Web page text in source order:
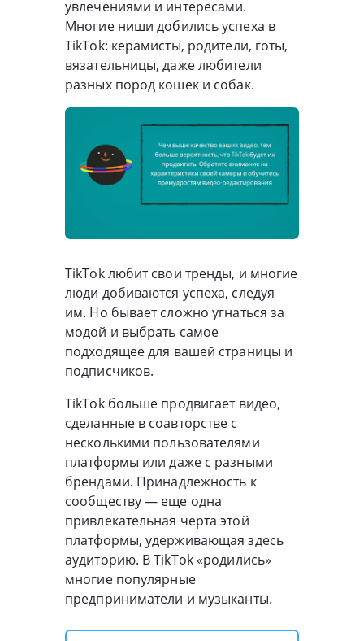
увлечениями и интересами.
Многие ниши добились успеха в
TikTok: керамисты, родители, готы,
вязательницы, даже любители
разных пород кошек и собак.
TikTok любит свои тренды, и многие
люди добиваются успеха, следуя
им. Но бывает сложно угнаться за
модой и выбрать самое
подходящее для вашей страницы и
подписчиков.
TikTok больше продвигает видео,
сделанные в соавторстве с
несколькими пользователями
платформы или даже с разными
брендами. Принадлежность к
сообществу — еще одна
привлекательная черта этой
платформы, удерживающая здесь
аудиторию. В TikTok «родились»
многие популярные
предприниматели и музыканты.